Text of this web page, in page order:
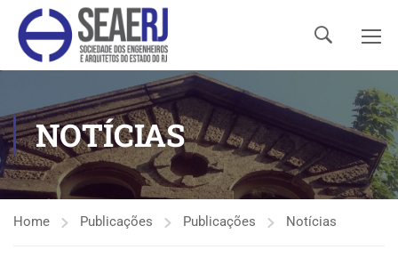
NOTÍCIAS
Home Publicações Publicações Notícias